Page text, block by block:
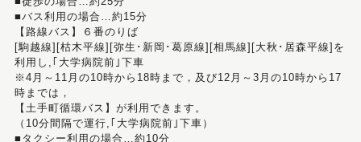
■バス利用の場合…約15分
【路線バス】６番のりば
[駒越線][枯木平線][弥生･新岡･葛原線][相馬線][大秋･居森平線]を
利用し,｢大学病院前｣下車
※4月～11月の10時から18時まで，及び12月～3月の10時から17
時までは，
【土手町循環バス】が利用できます。
（10分間隔で運行,｢大学病院前｣下車）
■タクシー利用の場合…約10分